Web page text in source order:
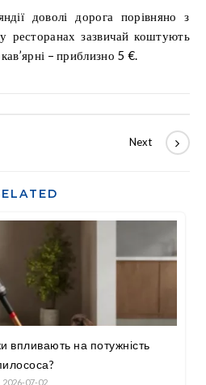
доволі дорога порівняно з
ресторанах зазвичай коштують
– приблизно 5 €.
впливають на потужність
2026-07-02